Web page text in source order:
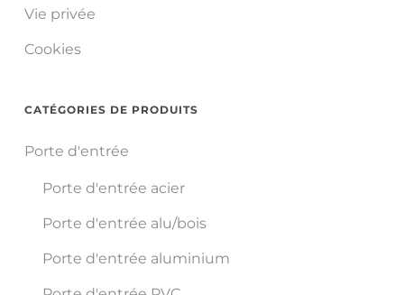
Vie privée
Cookies
CATÉGORIES DE PRODUITS
Porte d'entrée
Porte d'entrée acier
Porte d'entrée alu/bois
Porte d'entrée aluminium